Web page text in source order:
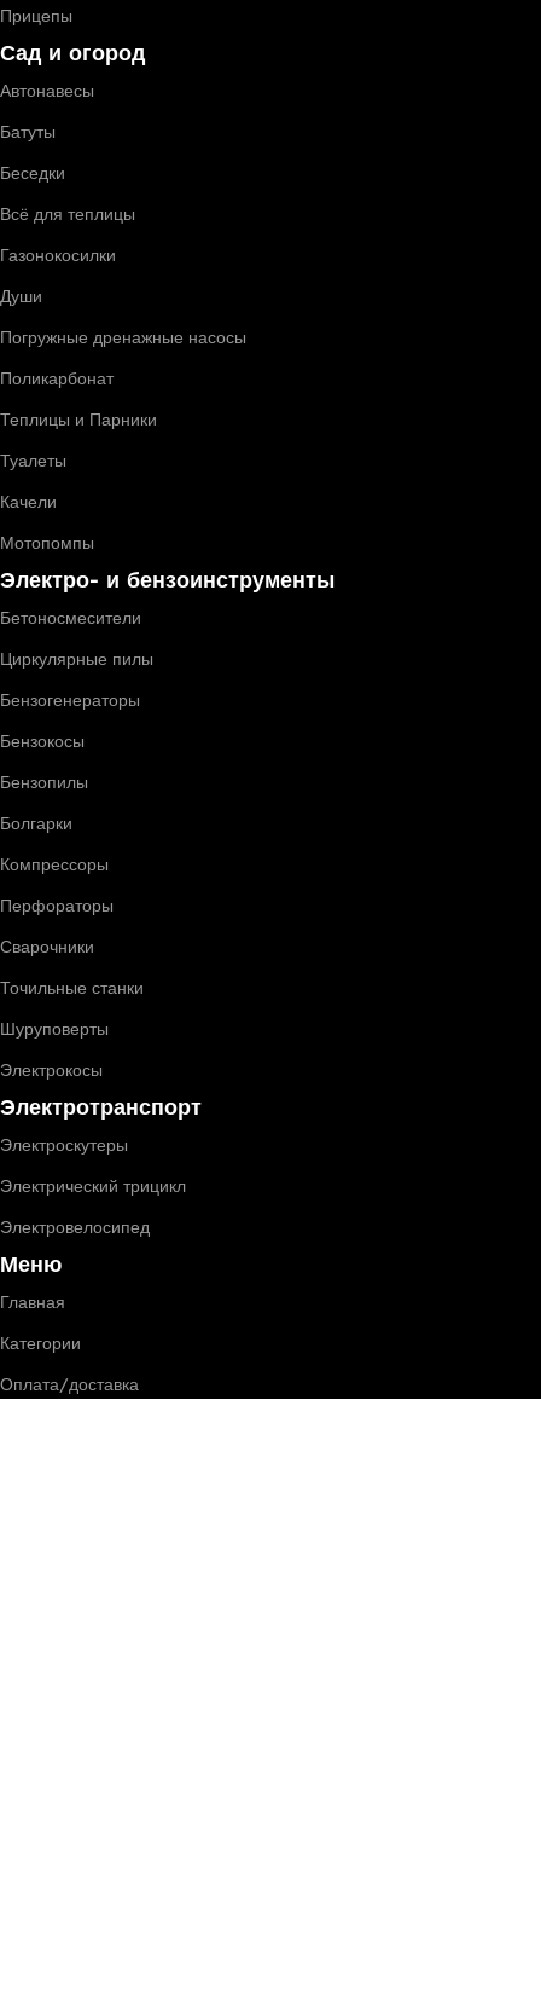
Прицепы
Сад и огород
Автонавесы
Батуты
Беседки
Всё для теплицы
Газонокосилки
Души
Погружные дренажные насосы
Поликарбонат
Теплицы и Парники
Туалеты
Качели
Мотопомпы
Электро- и бензоинструменты
Бетоносмесители
Циркулярные пилы
Бензогенераторы
Бензокосы
Бензопилы
Болгарки
Компрессоры
Перфораторы
Сварочники
Точильные станки
Шуруповерты
Электрокосы
Электротранспорт
Электроскутеры
Электрический трицикл
Электровелосипед
Меню
Главная
Категории
Оплата/доставка